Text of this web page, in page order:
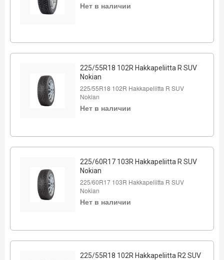
Нет в наличии
225/55R18 102R Hakkapeliitta R SUV
Nokian
225/55R18 102R Hakkapeliitta R SUV
Nokian
Нет в наличии
225/60R17 103R Hakkapeliitta R SUV
Nokian
225/60R17 103R Hakkapeliitta R SUV
Nokian
Нет в наличии
225/55R18 102R Hakkapeliitta R2 SUV